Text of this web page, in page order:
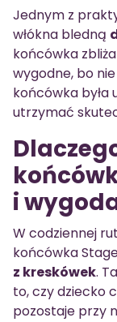
Jednym z
włókna bledną
końcówka
wygodne, bo
końcówka była
utrzymać
i
W codziennej
końcówka
z kreskówek.
to, czy dziecko
pozostaje przy